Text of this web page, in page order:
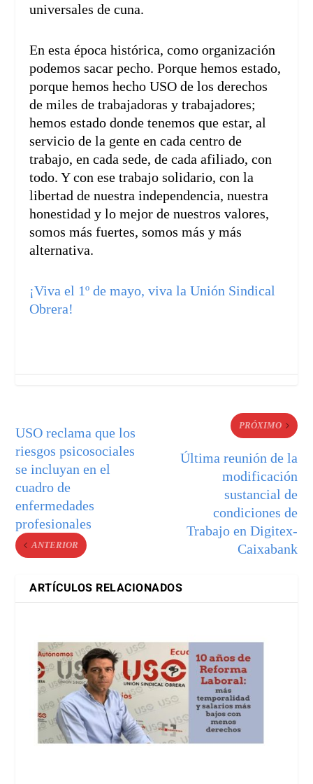
universales de cuna.
En esta época histórica, como organización
podemos sacar pecho. Porque hemos estado,
porque hemos hecho USO de los derechos
de miles de trabajadoras y trabajadores;
hemos estado donde tenemos que estar, al
servicio de la gente en cada centro de
trabajo, en cada sede, de cada afiliado, con
todo. Y con ese trabajo solidario, con la
libertad de nuestra independencia, nuestra
honestidad y lo mejor de nuestros valores,
somos más fuertes, somos más y más
alternativa.
¡Viva el 1º de mayo, viva la Unión Sindical
Obrera!
USO reclama que los
riesgos psicosociales
se incluyan en el
cuadro de
enfermedades
profesionales
ANTERIOR
PRÓXIMO
Última reunión de la
modificación
sustancial de
condiciones de
Trabajo en Digitex-
Caixabank
ARTÍCULOS RELACIONADOS